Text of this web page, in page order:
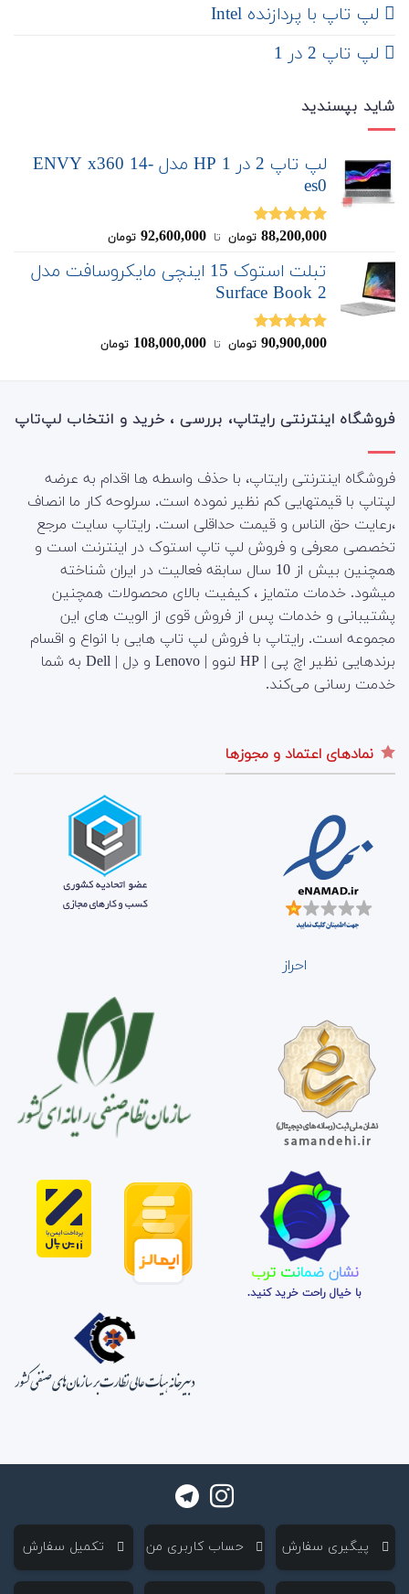
لپ تاپ با پردازنده Intel
لپ تاپ 2 در 1
شاید بپسندید
لپ تاپ 2 در 1 HP مدل ENVY x360 14-
es0
نمره5.00
88,200,000 تومان ‌ تا ‌ 92,600,000 تومان
تبلت استوک 15 اینچی مایکروسافت مدل
Surface Book 2
نمره4.75
90,900,000 تومان ‌ تا ‌ 108,000,000 تومان
فروشگاه اینترنتی رایتاپ، بررسی ، خرید و انتخاب لپ‌تاپ
فروشگاه اینترنتی رایتاپ، با حذف واسطه ها اقدام به عرضه
لپتاپ با قیمتهایی کم نظیر نموده است. سرلوحه کار ما انصاف
،رعایت حق الناس و قیمت حداقلی است. رایتاپ سایت مرجع
تخصصی معرفی و فروش لپ تاپ استوک در اینترنت است و
همچنین بیش از 10 سال سابقه فعالیت در ایران شناخته
میشود. خدمات متمایز ، کیفیت بالای محصولات همچنین
پشتیبانی و خدمات پس از فروش قوی از الویت های این
مجموعه است. رایتاپ با فروش لپ تاپ هایی با انواع و اقسام
برندهایی نظیر اچ پی | HP لنوو | Lenovo و دِل | Dell به شما
خدمت رسانی می‌کند.
نمادهای اعتماد و مجوزها
احراز
نشان ضمانت ترب
با خیال راحت خرید کنید.
‌ پیگیری سفارش ‌ حساب کاربری من ‌ تکمیل سفارش